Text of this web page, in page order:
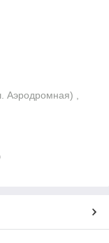
Аэродромная) ,